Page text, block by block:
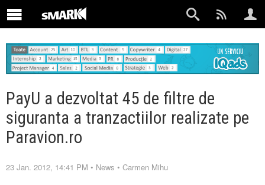
PayU a dezvoltat 45 de filtre de
siguranta a tranzactiilor realizate pe
Paravion.ro
23 Jan. 2012, 14:41 PM • News • Carmen Mihu